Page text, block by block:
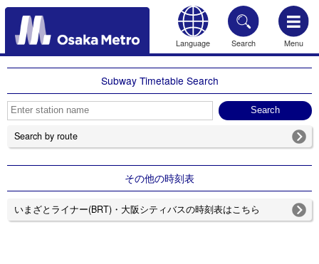
Language Search Menu
HOME
Subway Timetable Search
Search by route
その他の時刻表
いまざとライナー(BRT)・大阪シティバスの時刻表はこちら